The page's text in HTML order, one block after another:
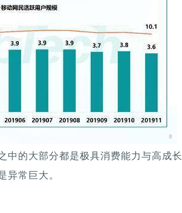
中的大部分都是极具消费能力与高成长
异常巨大。